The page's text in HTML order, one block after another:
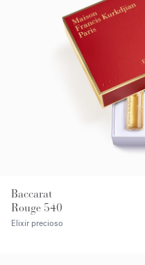
Baccarat
Rouge 540
Elixir precioso